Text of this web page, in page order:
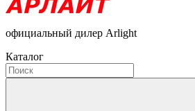
официальный дилер Arlight
Каталог